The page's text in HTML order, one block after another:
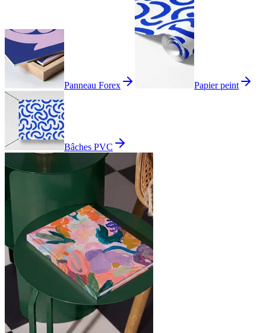
Panneau Forex Papier peint
Bâches PVC